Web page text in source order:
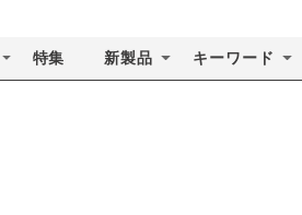
特集 新製品 キーワード